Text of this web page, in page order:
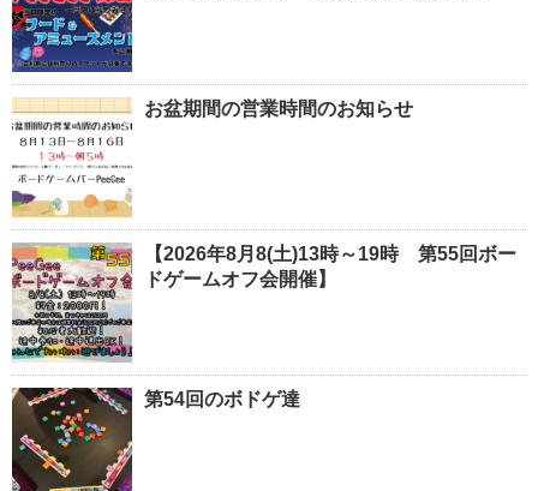
お盆期間の営業時間のお知らせ
【2026年8月8(土)13時～19時 第55回ボー
ドゲームオフ会開催】
第54回のボドゲ達